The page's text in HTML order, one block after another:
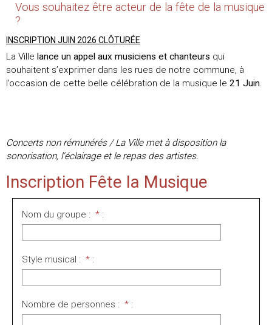
Vous souhaitez être acteur de la fête de la musique
?
INSCRIPTION JUIN 2026 CLÔTURÉE
La Ville lance un appel aux musiciens et chanteurs qui
souhaitent s’exprimer dans les rues de notre commune, à
l’occasion de cette belle célébration de la musique le 21 Juin.
Concerts non rémunérés / La Ville met à disposition la
sonorisation, l’éclairage et le repas des artistes.
Inscription Fête la Musique
Nom du groupe : * :
Style musical : * :
Nombre de personnes : * :